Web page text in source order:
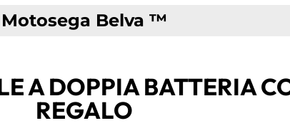
Motosega Belva ™
A DOPPIA BATTERIA
REGALO